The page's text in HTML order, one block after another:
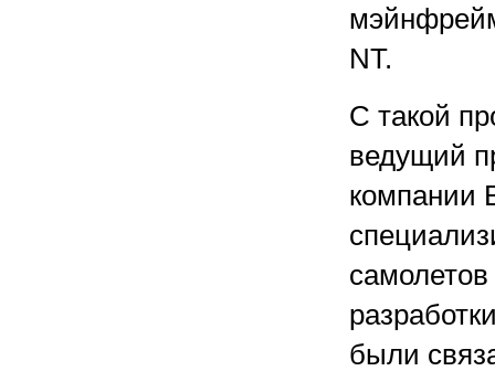
NT.
С такой
ведущий
компании
самолетов
были